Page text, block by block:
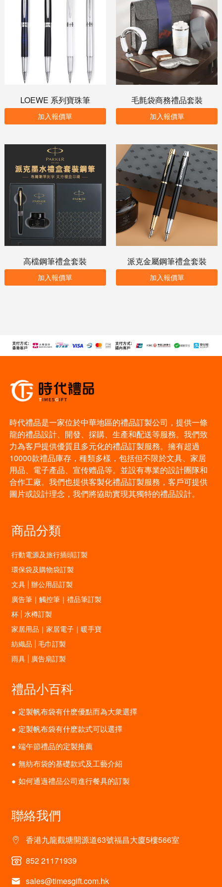
LOEWE 系列寶珠筆
加入報價單
毛氈袋商務禮品套裝
加入報價單
高檔鋼筆禮盒套裝
加入報價單
派克金屬鋼筆禮盒套裝
加入報價單
時代禮品是一家位於中華地區的禮品訂製公司，提供一條
龍的禮品設計、開發、採購、生產和配送等服務。我們致
力為客戶提供優質且多元化的禮品訂製服務。擁有超過
10000款禮品庫存，種類多樣，包括但不限於文具、家居
用品、電子產品、宣传赠品等。並設有專業的設計團隊和
合作工廠。我們也提供客製化禮品訂製服務，客戶可提供
圖片或設計理念，我們將協助實現其獨特的禮品設計。
商品分類
行動電源及旅行插頭訂製
環保袋及購物袋訂製
文具 | 辦公用品訂製
廣告筆｜觸控筆｜禮品筆訂製
杯 | 水樽訂製
家居用品｜家居電子｜暖手寶
紡織品 | 毛巾訂製
雨具 | 廣告扇訂製
禮品小百科
定製帆布袋有什麽優點而為大衆選擇
定製帆布袋有什麽款式可以選擇
端午節禮品的定製推薦
無紡布袋的基礎款式及工藝介紹
如何通過禮品公司進行餐具的訂製
聯絡我們
香港九龍觀塘開源道63號福昌大廈5樓566室
852 21171939
sales@timesgift.com.hk